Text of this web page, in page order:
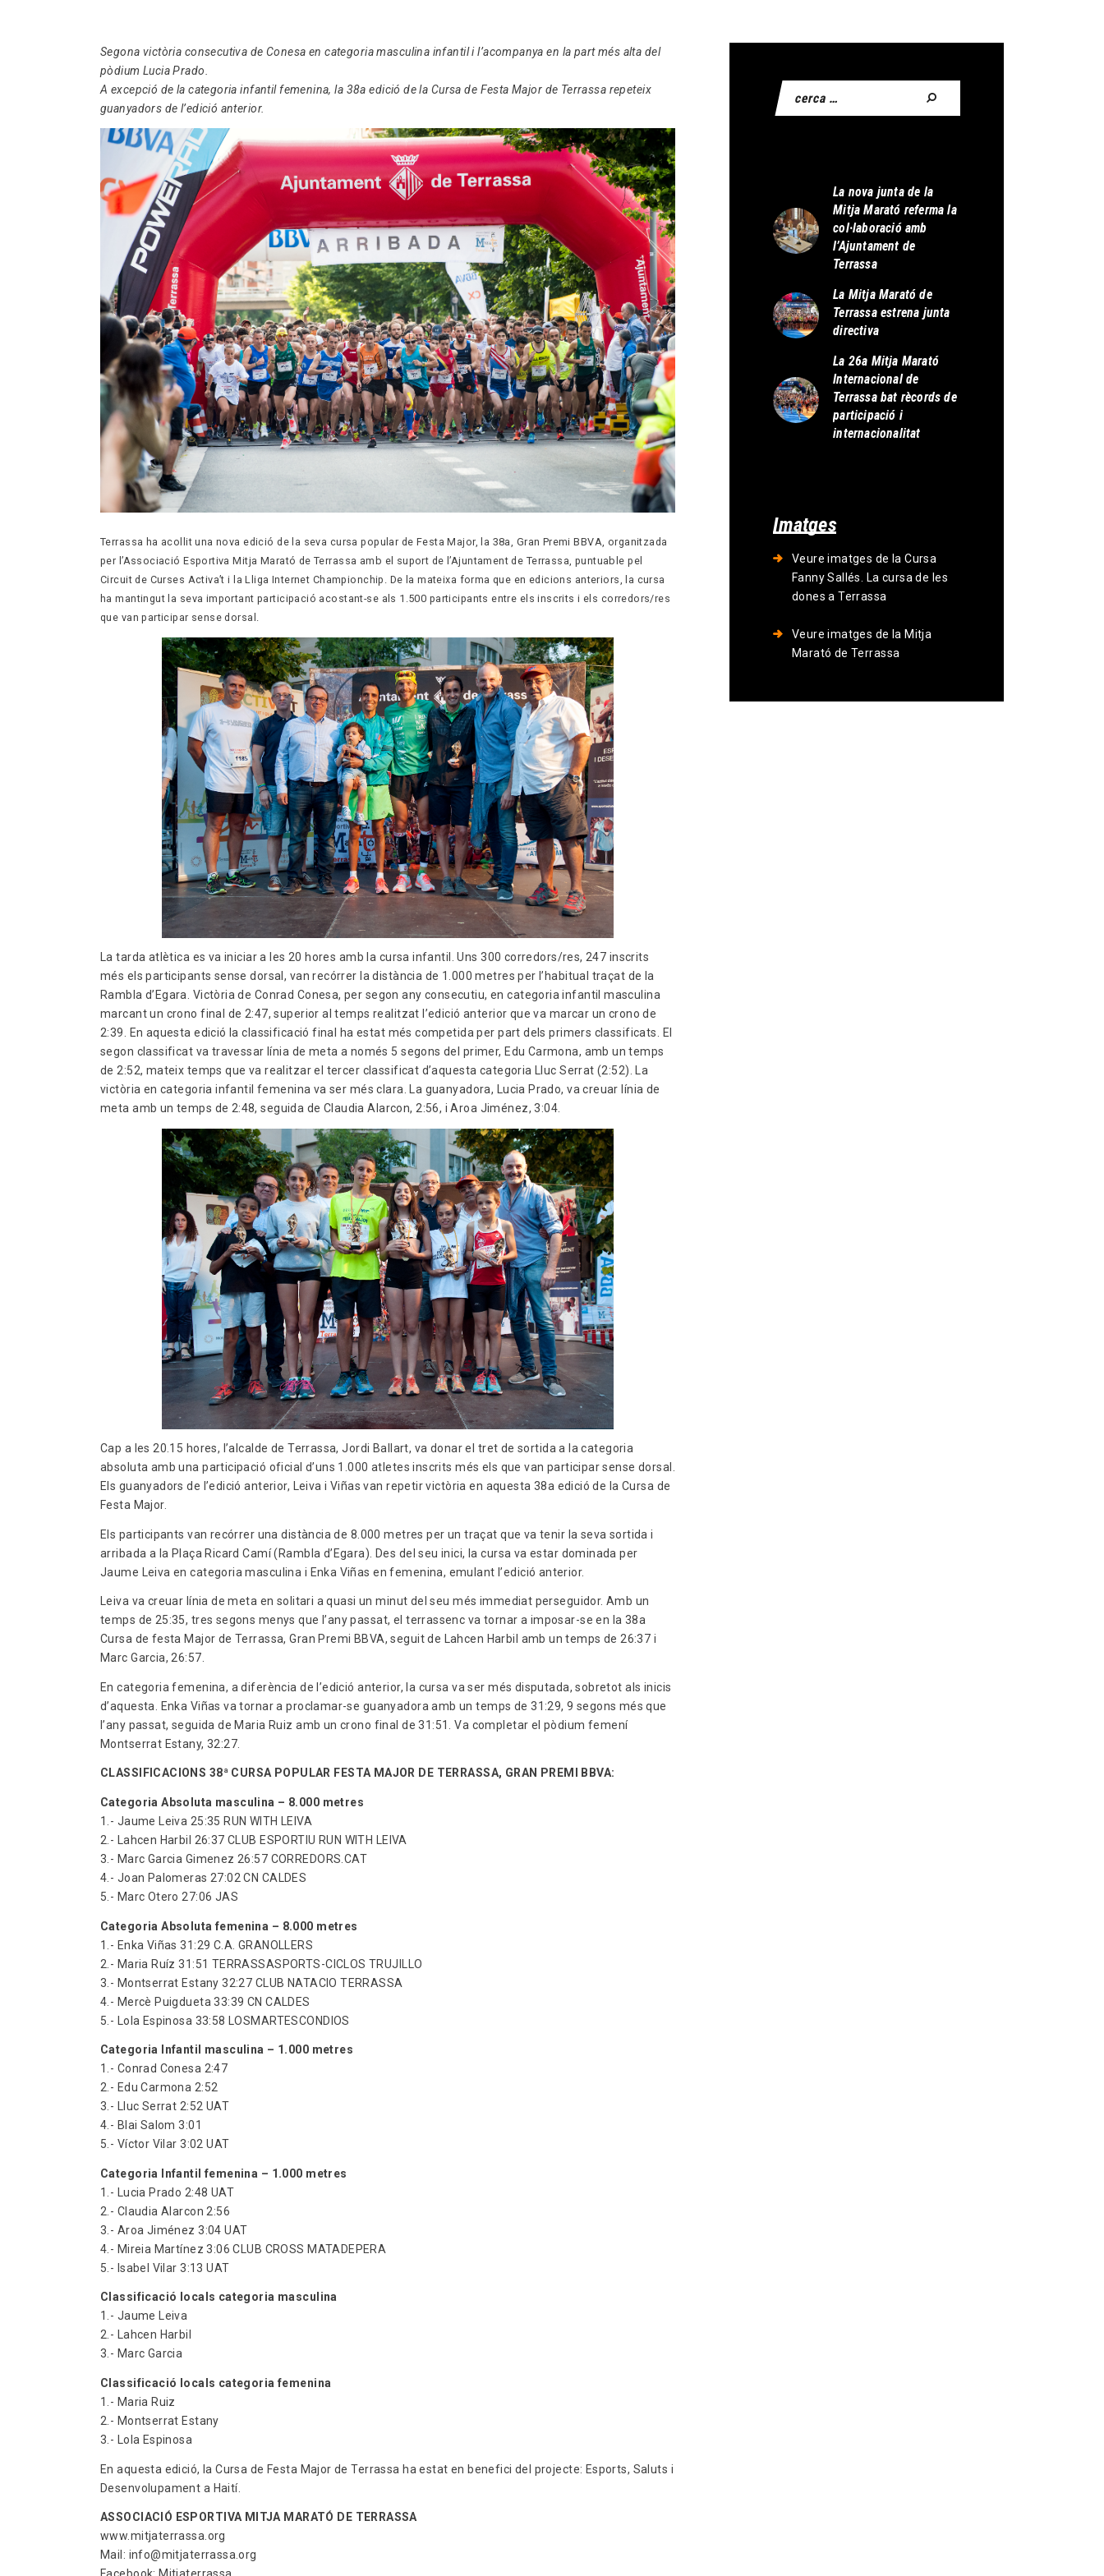
Segona victòria consecutiva de Conesa en categoria masculina infantil i l’acompanya en la part més alta del
pòdium Lucia Prado.
A excepció de la categoria infantil femenina, la 38a edició de la Cursa de Festa Major de Terrassa repeteix
guanyadors de l’edició anterior.
Terrassa ha acollit una nova edició de la seva cursa popular de Festa Major, la 38a, Gran Premi BBVA, organitzada
per l’Associació Esportiva Mitja Marató de Terrassa amb el suport de l’Ajuntament de Terrassa, puntuable pel
Circuit de Curses Activa’t i la Lliga Internet Championchip. De la mateixa forma que en edicions anteriors, la cursa
ha mantingut la seva important participació acostant-se als 1.500 participants entre els inscrits i els corredors/res
que van participar sense dorsal.
La tarda atlètica es va iniciar a les 20 hores amb la cursa infantil. Uns 300 corredors/res, 247 inscrits
més els participants sense dorsal, van recórrer la distància de 1.000 metres per l’habitual traçat de la
Rambla d’Egara. Victòria de Conrad Conesa, per segon any consecutiu, en categoria infantil masculina
marcant un crono final de 2:47, superior al temps realitzat l’edició anterior que va marcar un crono de
2:39. En aquesta edició la classificació final ha estat més competida per part dels primers classificats. El
segon classificat va travessar línia de meta a només 5 segons del primer, Edu Carmona, amb un temps
de 2:52, mateix temps que va realitzar el tercer classificat d’aquesta categoria Lluc Serrat (2:52). La
victòria en categoria infantil femenina va ser més clara. La guanyadora, Lucia Prado, va creuar línia de
meta amb un temps de 2:48, seguida de Claudia Alarcon, 2:56, i Aroa Jiménez, 3:04.
Cap a les 20.15 hores, l’alcalde de Terrassa, Jordi Ballart, va donar el tret de sortida a la categoria
absoluta amb una participació oficial d’uns 1.000 atletes inscrits més els que van participar sense dorsal.
Els guanyadors de l’edició anterior, Leiva i Viñas van repetir victòria en aquesta 38a edició de la Cursa de
Festa Major.
Els participants van recórrer una distància de 8.000 metres per un traçat que va tenir la seva sortida i
arribada a la Plaça Ricard Camí (Rambla d’Egara). Des del seu inici, la cursa va estar dominada per
Jaume Leiva en categoria masculina i Enka Viñas en femenina, emulant l’edició anterior.
Leiva va creuar línia de meta en solitari a quasi un minut del seu més immediat perseguidor. Amb un
temps de 25:35, tres segons menys que l’any passat, el terrassenc va tornar a imposar-se en la 38a
Cursa de festa Major de Terrassa, Gran Premi BBVA, seguit de Lahcen Harbil amb un temps de 26:37 i
Marc Garcia, 26:57.
En categoria femenina, a diferència de l’edició anterior, la cursa va ser més disputada, sobretot als inicis
d’aquesta. Enka Viñas va tornar a proclamar-se guanyadora amb un temps de 31:29, 9 segons més que
l’any passat, seguida de Maria Ruiz amb un crono final de 31:51. Va completar el pòdium femení
Montserrat Estany, 32:27.
CLASSIFICACIONS 38ª CURSA POPULAR FESTA MAJOR DE TERRASSA, GRAN PREMI BBVA:
Categoria Absoluta masculina – 8.000 metres
1.- Jaume Leiva 25:35 RUN WITH LEIVA
2.- Lahcen Harbil 26:37 CLUB ESPORTIU RUN WITH LEIVA
3.- Marc Garcia Gimenez 26:57 CORREDORS.CAT
4.- Joan Palomeras 27:02 CN CALDES
5.- Marc Otero 27:06 JAS
Categoria Absoluta femenina – 8.000 metres
1.- Enka Viñas 31:29 C.A. GRANOLLERS
2.- Maria Ruíz 31:51 TERRASSASPORTS-CICLOS TRUJILLO
3.- Montserrat Estany 32:27 CLUB NATACIO TERRASSA
4.- Mercè Puigdueta 33:39 CN CALDES
5.- Lola Espinosa 33:58 LOSMARTESCONDIOS
Categoria Infantil masculina – 1.000 metres
1.- Conrad Conesa 2:47
2.- Edu Carmona 2:52
3.- Lluc Serrat 2:52 UAT
4.- Blai Salom 3:01
5.- Víctor Vilar 3:02 UAT
Categoria Infantil femenina – 1.000 metres
1.- Lucia Prado 2:48 UAT
2.- Claudia Alarcon 2:56
3.- Aroa Jiménez 3:04 UAT
4.- Mireia Martínez 3:06 CLUB CROSS MATADEPERA
5.- Isabel Vilar 3:13 UAT
Classificació locals categoria masculina
1.- Jaume Leiva
2.- Lahcen Harbil
3.- Marc Garcia
Classificació locals categoria femenina
1.- Maria Ruiz
2.- Montserrat Estany
3.- Lola Espinosa
En aquesta edició, la Cursa de Festa Major de Terrassa ha estat en benefici del projecte: Esports, Saluts i
Desenvolupament a Haití.
ASSOCIACIÓ ESPORTIVA MITJA MARATÓ DE TERRASSA
www.mitjaterrassa.org
Mail: info@mitjaterrassa.org
La nova junta de la
Mitja Marató referma la
col·laboració amb
l’Ajuntament de
Terrassa
La Mitja Marató de
Terrassa estrena junta
directiva
La 26a Mitja Marató
Internacional de
Terrassa bat rècords de
participació i
internacionalitat
Imatges
Veure imatges de la Cursa
Fanny Sallés. La cursa de les
dones a Terrassa
Veure imatges de la Mitja
Marató de Terrassa